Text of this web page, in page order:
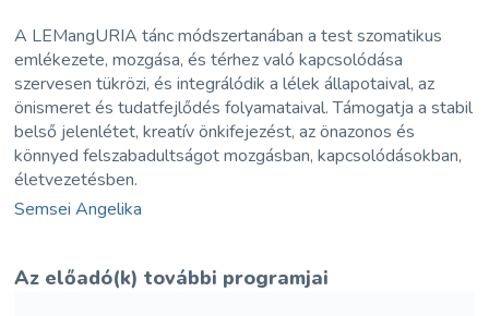
A LEMangURIA tánc módszertanában a test szomatikus
emlékezete, mozgása, és térhez való kapcsolódása
szervesen tükrözi, és integrálódik a lélek állapotaival, az
önismeret és tudatfejlődés folyamataival. Támogatja a stabil
belső jelenlétet, kreatív önkifejezést, az önazonos és
könnyed felszabadultságot mozgásban, kapcsolódásokban,
életvezetésben.
Semsei Angelika
Az előadó(k) további programjai